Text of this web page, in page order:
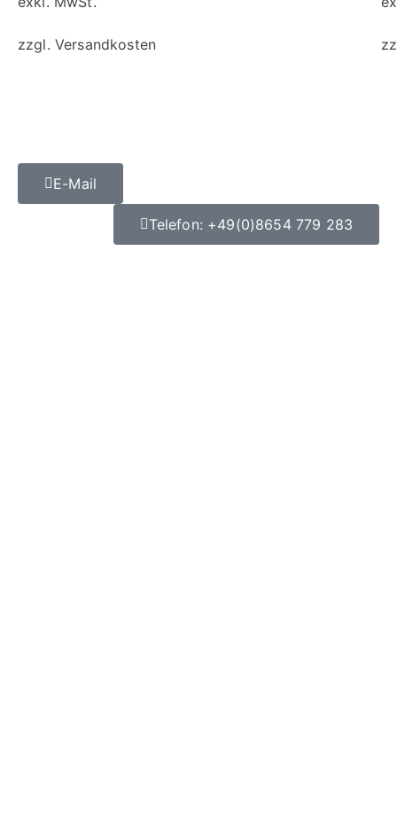
zzgl. Versandkosten
E-Mail
Telefon: +49(0)8654 779 283